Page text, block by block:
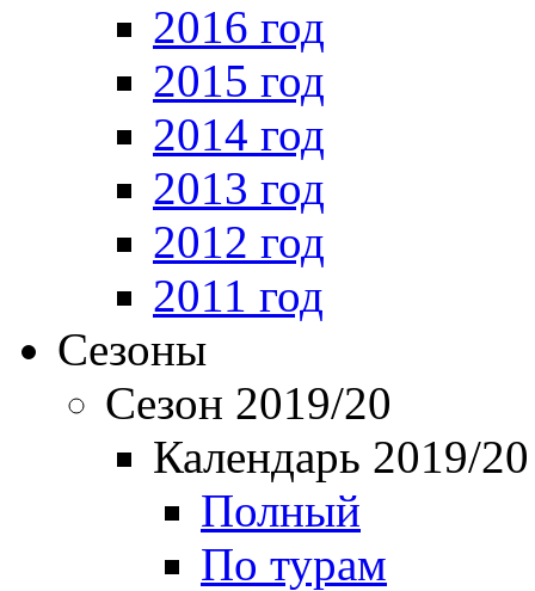
2016 год
2015 год
2014 год
2013 год
2012 год
2011 год
Сезоны
Сезон 2019/20
Календарь 2019/20
Полный
По турам